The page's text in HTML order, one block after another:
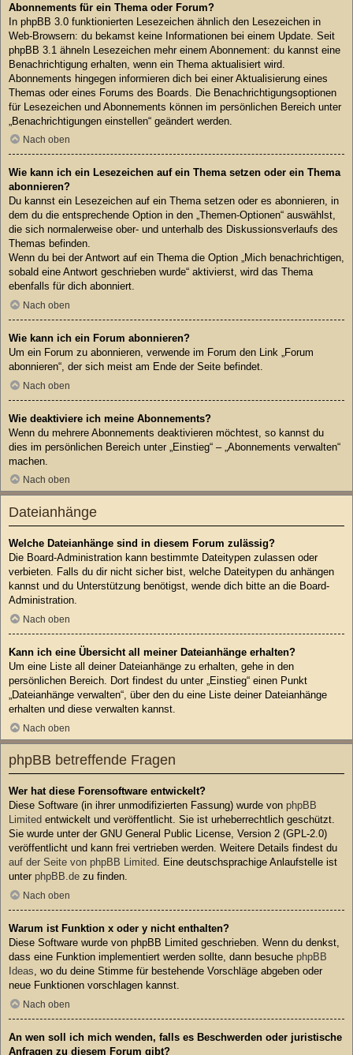
Abonnements für ein Thema oder Forum?
In phpBB 3.0 funktionierten Lesezeichen ähnlich den Lesezeichen in
Web-Browsern: du bekamst keine Informationen bei einem Update. Seit
phpBB 3.1 ähneln Lesezeichen mehr einem Abonnement: du kannst eine
Benachrichtigung erhalten, wenn ein Thema aktualisiert wird.
Abonnements hingegen informieren dich bei einer Aktualisierung eines
Themas oder eines Forums des Boards. Die Benachrichtigungsoptionen
für Lesezeichen und Abonnements können im persönlichen Bereich unter
„Benachrichtigungen einstellen“ geändert werden.
Nach oben
Wie kann ich ein Lesezeichen auf ein Thema setzen oder ein Thema
abonnieren?
Du kannst ein Lesezeichen auf ein Thema setzen oder es abonnieren, in
dem du die entsprechende Option in den „Themen-Optionen“ auswählst,
die sich normalerweise ober- und unterhalb des Diskussionsverlaufs des
Themas befinden.
Wenn du bei der Antwort auf ein Thema die Option „Mich benachrichtigen,
sobald eine Antwort geschrieben wurde“ aktivierst, wird das Thema
ebenfalls für dich abonniert.
Nach oben
Wie kann ich ein Forum abonnieren?
Um ein Forum zu abonnieren, verwende im Forum den Link „Forum
abonnieren“, der sich meist am Ende der Seite befindet.
Nach oben
Wie deaktiviere ich meine Abonnements?
Wenn du mehrere Abonnements deaktivieren möchtest, so kannst du
dies im persönlichen Bereich unter „Einstieg“ – „Abonnements verwalten“
machen.
Nach oben
Dateianhänge
Welche Dateianhänge sind in diesem Forum zulässig?
Die Board-Administration kann bestimmte Dateitypen zulassen oder
verbieten. Falls du dir nicht sicher bist, welche Dateitypen du anhängen
kannst und du Unterstützung benötigst, wende dich bitte an die Board-
Administration.
Nach oben
Kann ich eine Übersicht all meiner Dateianhänge erhalten?
Um eine Liste all deiner Dateianhänge zu erhalten, gehe in den
persönlichen Bereich. Dort findest du unter „Einstieg“ einen Punkt
„Dateianhänge verwalten“, über den du eine Liste deiner Dateianhänge
erhalten und diese verwalten kannst.
Nach oben
phpBB betreffende Fragen
Wer hat diese Forensoftware entwickelt?
Diese Software (in ihrer unmodifizierten Fassung) wurde von phpBB
Limited entwickelt und veröffentlicht. Sie ist urheberrechtlich geschützt.
Sie wurde unter der GNU General Public License, Version 2 (GPL-2.0)
veröffentlicht und kann frei vertrieben werden. Weitere Details findest du
auf der Seite von phpBB Limited. Eine deutschsprachige Anlaufstelle ist
unter phpBB.de zu finden.
Nach oben
Warum ist Funktion x oder y nicht enthalten?
Diese Software wurde von phpBB Limited geschrieben. Wenn du denkst,
dass eine Funktion implementiert werden sollte, dann besuche phpBB
Ideas, wo du deine Stimme für bestehende Vorschläge abgeben oder
neue Funktionen vorschlagen kannst.
Nach oben
An wen soll ich mich wenden, falls es Beschwerden oder juristische
Anfragen zu diesem Forum gibt?